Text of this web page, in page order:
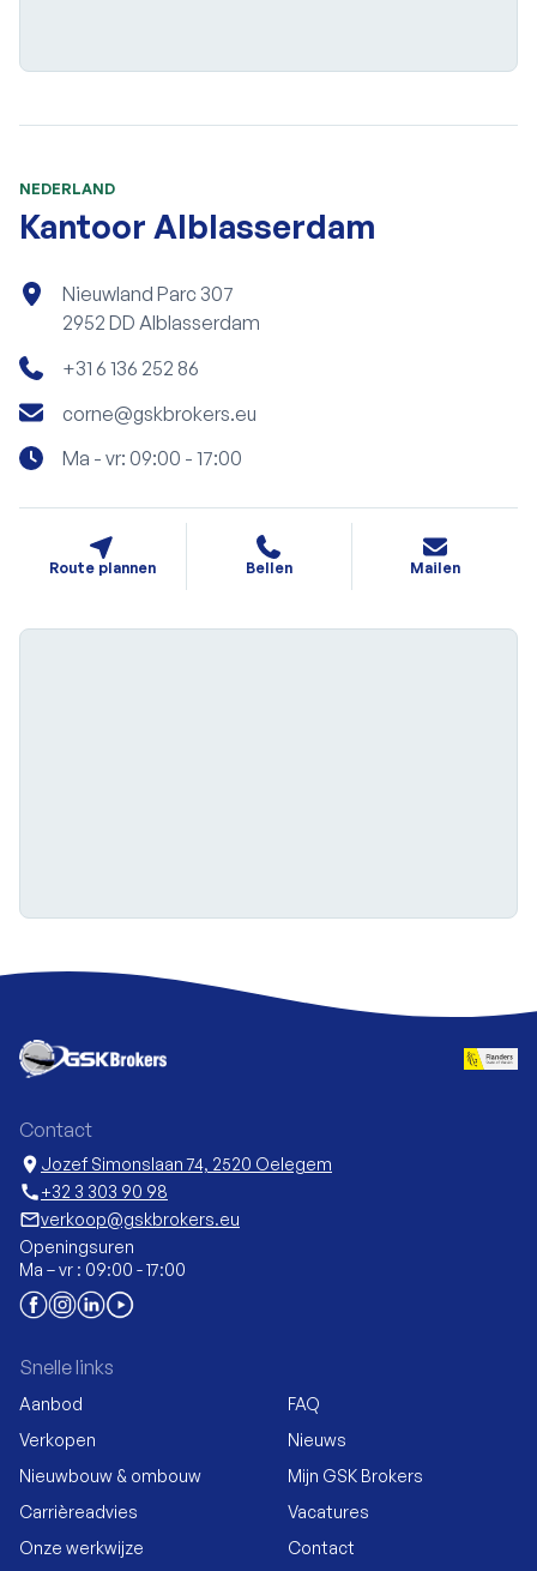
NEDERLAND
Kantoor Alblasserdam
Nieuwland Parc 307
2952 DD Alblasserdam
+31 6 136 252 86
corne@gskbrokers.eu
Ma - vr: 09:00 - 17:00
Route plannen Bellen Mailen
Contact
location_on Jozef Simonslaan 74, 2520 Oelegem
call+32 3 303 90 98
mail_outlineverkoop@gskbrokers.eu
Openingsuren
Ma – vr : 09:00 - 17:00
Snelle links
Aanbod
Verkopen
Nieuwbouw & ombouw
Carrièreadvies
Onze werkwijze
FAQ
Nieuws
Mijn GSK Brokers
Vacatures
Contact